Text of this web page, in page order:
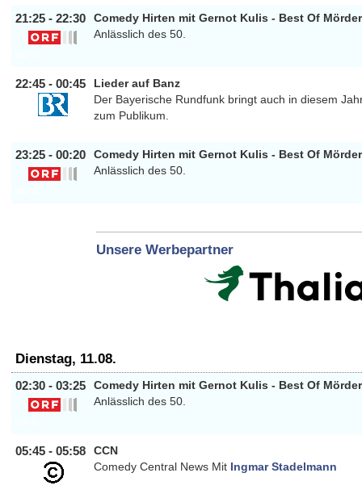
21:25 - 22:30
Comedy Hirten mit Gernot Kulis - Best Of
Anlässlich des 50.
22:45 - 00:45
Lieder auf Banz
Der Bayerische Rundfunk bringt auch in diesem
zum Publikum.
23:25 - 00:20
Comedy Hirten mit Gernot Kulis - Best Of
Anlässlich des 50.
Unsere Werbepartner
Dienstag, 11.08.
02:30 - 03:25
Comedy Hirten mit Gernot Kulis - Best Of
Anlässlich des 50.
05:45 - 05:58
CCN
Comedy Central News Mit Ingmar Stadelmann